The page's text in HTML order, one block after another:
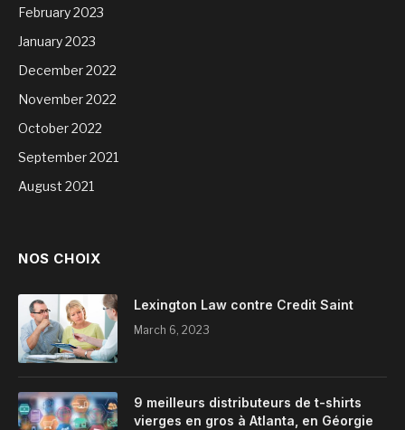
February 2023
January 2023
December 2022
November 2022
October 2022
September 2021
August 2021
NOS CHOIX
Lexington Law contre Credit Saint
March 6, 2023
9 meilleurs distributeurs de t-shirts
vierges en gros à Atlanta, en Géorgie